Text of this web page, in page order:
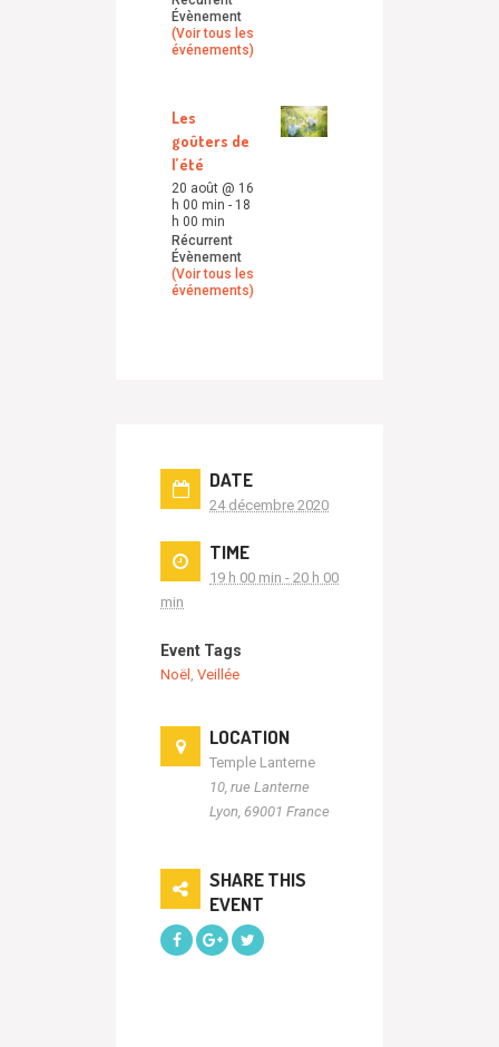
Évènement
(Voir tous les
événements)
Les
goûters de
l’été
20 août @ 16
h 00 min - 18
h 00 min
Récurrent
Évènement
(Voir tous les
événements)
DATE
24 décembre 2020
TIME
19 h 00 min - 20 h 00
min
Event Tags
Noël Veillée
LOCATION
Temple Lanterne
10, rue Lanterne
Lyon 69001 France
SHARE THIS
EVENT